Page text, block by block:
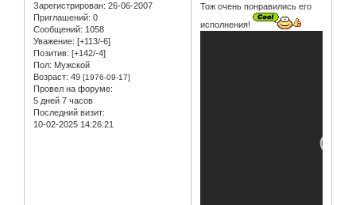
Зарегистрирован: 26-06-2007
Приглашений: 0
Сообщений: 1058
Уважение: [+113/-6]
Позитив: [+142/-4]
Пол: Мужской
Возраст: 49 [1976-09-17]
Провел на форуме:
5 дней 7 часов
Последний визит:
10-02-2025 14:26:21
Тож очень понравились его
исполнения!